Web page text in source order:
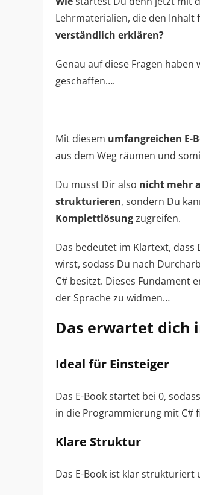
Lehrmaterialien, die den Inhalt
verständlich erklären?
Genau auf diese Fragen haben
geschaffen….
Mit diesem umfangreichen E-
aus dem Weg räumen und
Du musst Dir also nicht mehr
strukturieren, sondern Du
Komplettlösungzugreifen.
Das bedeutet im Klartext, dass
wirst, sodass Du nach
C# besitzt. Dieses Fundament
der Sprache zu widmen…
Das erwartet dich
Ideal für Einsteiger
Das E-Book startet bei 0,
in die Programmierung mit C#
Klare Struktur
Das E-Book ist klar strukturiert